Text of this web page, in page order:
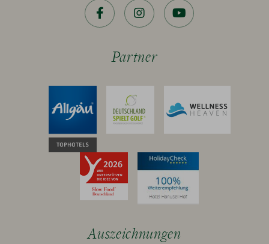
Facebook Instagram
Partner
Auszeichnungen